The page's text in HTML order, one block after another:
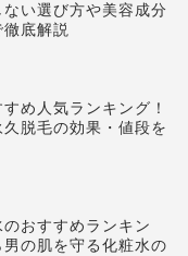
ない選び方や美容成分
底解説
め人気ランキング！
久脱毛の効果・値段を
のおすすめランキン
男の肌を守る化粧水の